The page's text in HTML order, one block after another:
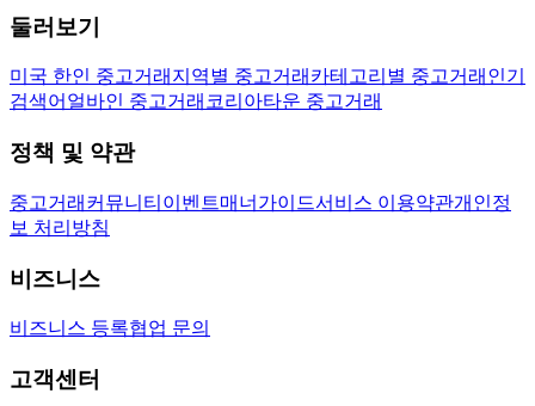
둘러보기
미국 한인 중고거래 지역별 중고거래 카테고리별 중고거래 인기
검색어 얼바인 중고거래 코리아타운 중고거래
정책 및 약관
중고거래 커뮤니티 이벤트매너가이드서비스 이용약관개인정
보 처리방침
비즈니스
비즈니스 등록협업 문의
고객센터